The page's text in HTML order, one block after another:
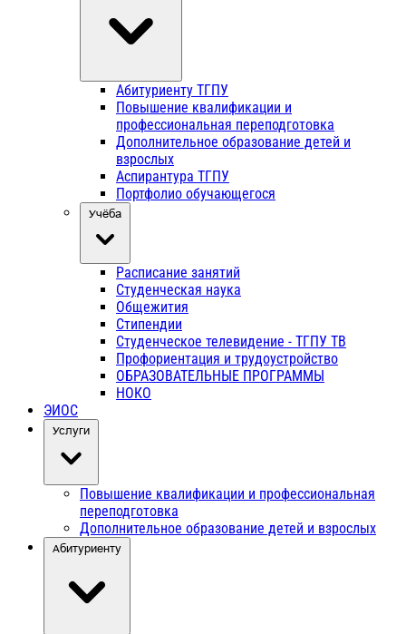
Абитуриенту ТГПУ
Повышение квалификации и
профессиональная переподготовка
Дополнительное образование детей и
взрослых
Аспирантура ТГПУ
Портфолио обучающегося
Учёба
Расписание занятий
Студенческая наука
Общежития
Стипендии
Студенческое телевидение - ТГПУ ТВ
Профориентация и трудоустройство
ОБРАЗОВАТЕЛЬНЫЕ ПРОГРАММЫ
НОКО
ЭИОС
Услуги
Повышение квалификации и профессиональная
переподготовка
Дополнительное образование детей и взрослых
Абитуриенту